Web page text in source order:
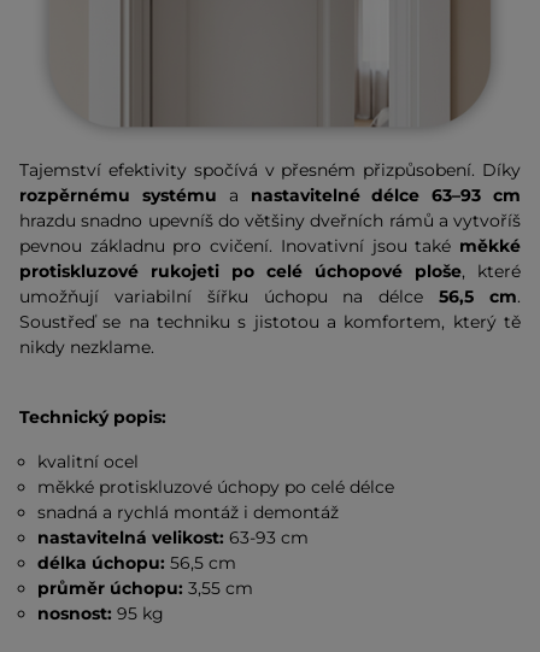
Tajemství efektivity spočívá v přesném přizpůsobení. Díky
rozpěrnému systému a nastavitelné délce 63–93 cm
hrazdu snadno upevníš do většiny dveřních rámů a vytvoříš
pevnou základnu pro cvičení. Inovativní jsou také měkké
protiskluzové rukojeti po celé úchopové ploše, které
umožňují variabilní šířku úchopu na délce56,5 cm.
Soustřeď se na techniku s jistotou a komfortem, který tě
nikdy nezklame.
Technický popis:
kvalitní ocel
měkké protiskluzové úchopy po celé délce
snadná a rychlá montáž i demontáž
nastavitelná velikost: 63-93 cm
délka úchopu:56,5 cm
průměr úchopu:3,55 cm
nosnost: 95 kg